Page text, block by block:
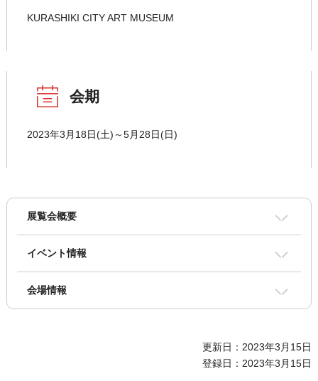
KURASHIKI CITY ART MUSEUM
会期
2023年3月18日(土)～5月28日(日)
展覧会概要
イベント情報
会場情報
更新日：2023年3月15日
登録日：2023年3月15日